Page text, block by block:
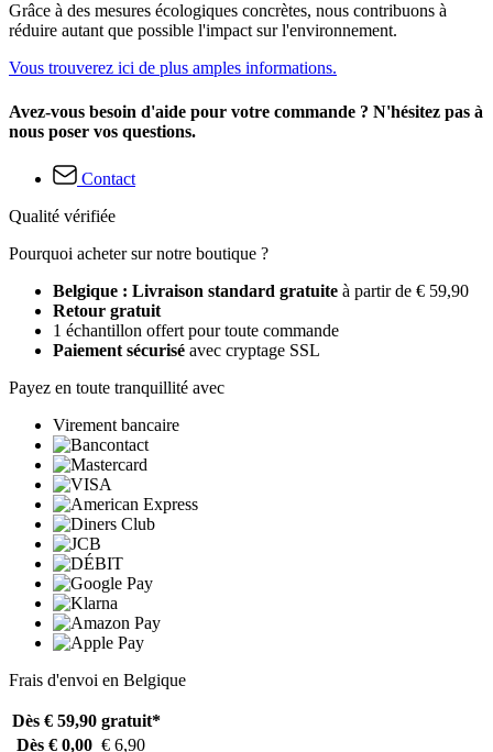
Grâce à des mesures écologiques concrètes, nous contribuons à
réduire autant que possible l'impact sur l'environnement.
Vous trouverez ici de plus amples informations.
Avez-vous besoin d'aide pour votre commande ? N'hésitez pas à
nous poser vos questions.
Contact
Qualité vérifiée
Pourquoi acheter sur notre boutique ?
Belgique : Livraison standard gratuite à partir de € 59,90
Retour gratuit
1 échantillon offert pour toute commande
Paiement sécurisé avec cryptage SSL
Payez en toute tranquillité avec
Virement bancaire
Frais d'envoi en Belgique
Dès € 59,90 gratuit*
Dès € 0,00 € 6,90